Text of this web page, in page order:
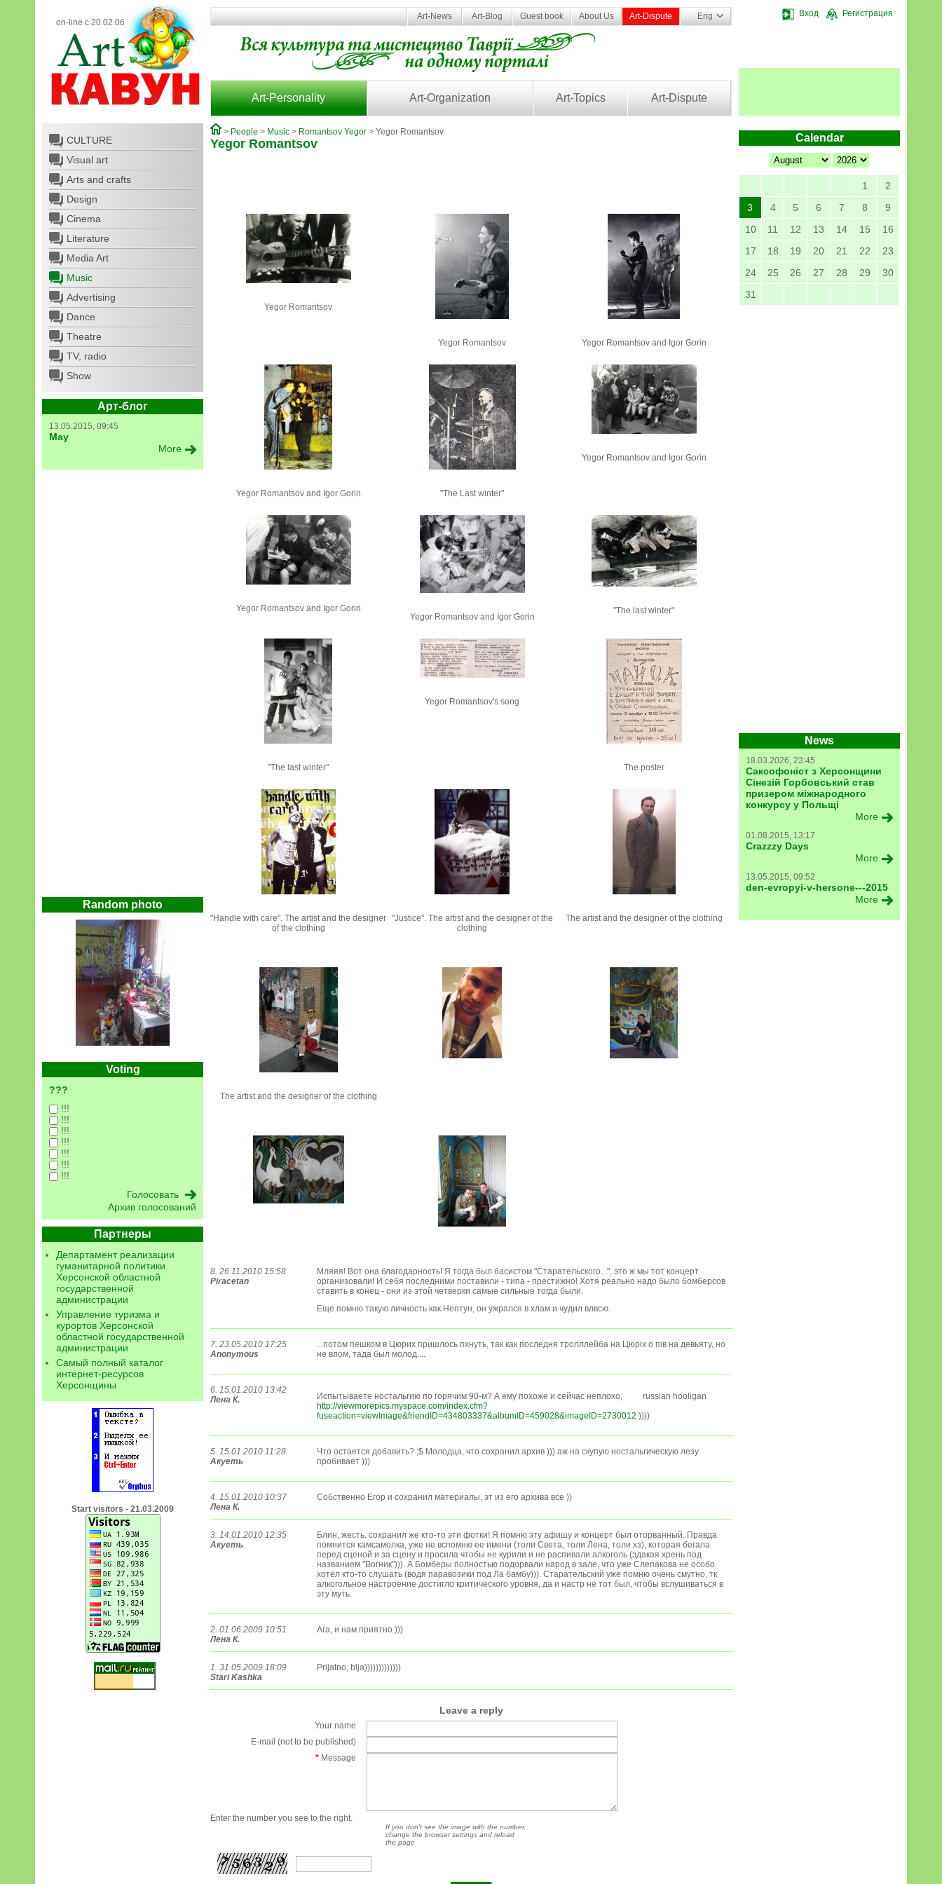
on-line с 20.02.06
Вход Регистрация
Art-News Art-Blog Guest book About Us Art-Dispute Eng
Art-Personality Art-Organization Art-Topics Art-Dispute
CULTURE
Visual art
Arts and crafts
Design
Cinema
Literature
Media Art
Music
Advertising
Dance
Theatre
TV, radio
Show
Арт-блог
13.05.2015, 09:45
May
More
Random photo
Voting
???
!!!
!!!
!!!
!!!
!!!
!!!
!!!
Архив голосований
Партнеры
Департамент реализации
гуманитарной политики
Херсонской областной
государственной
администрации
Управление туризма и
курортов Херсонской
областной государственной
администрации
Самый полный каталог
интернет-ресурсов
Херсонщины
Start visitors - 21.03.2009
Calendar
1
2
3
4 5 6 7 8
9
10
11 12 13 14 15
16
17
18 19 20 21 22
23
24
25 26 27 28 29
30
31
News
18.03.2026, 23:45
Саксофоніст з Херсонщини
Сінезій Горбовський став
призером міжнародного
конкурсу у Польщі
More
01.08.2015, 13:17
Crazzzy Days
More
13.05.2015, 09:52
den-evropyi-v-hersone---2015
More
> People > Music > Romantsov Yegor > Yegor Romantsov
Yegor Romantsov
Yegor Romantsov
Yegor Romantsov Yegor Romantsov and Igor Gorin
Yegor Romantsov and Igor Gorin "The Last winter"
Yegor Romantsov and Igor Gorin
Yegor Romantsov and Igor Gorin
Yegor Romantsov and Igor Gorin
"The last winter"
"The last winter"
Yegor Romantsov's song
The poster
"Handle with care". The artist and the designer
of the clothing
"Justice". The artist and the designer of the
clothing
The artist and the designer of the clothing
The artist and the designer of the clothing
8. 26.11.2010 15:58
Piracetan
Мляяя! Вот она благодарность! Я тогда был басистом "Старательского...", это ж мы тот концерт
организовали! И себя последними поставили - типа - престижно! Хотя реально надо было бомберсов
ставить в конец - они из этой четверки самые сильные тогда были.
Еще помню такую личность как Нептун, он ужрался в хлам и чудил влвсю.
7. 23.05.2010 17:25
Anonymous
...потом пешком в Цюрих пришлось пхнуть, так как последня тролллейба на Цюрiх о пiв на девьяту, но
не влом, тада был молод....
6. 15.01.2010 13:42
Лена К.
Испытываете ностальгию по горячим 90-м? А ему похоже и сейчас неплохо,
russian hooligan
http://viewmorepics.myspace.com/index.cfm?
fuseaction=viewImage&friendID=434803337&albumID=459028&imageID=2730012 ))))
5. 15.01.2010 11:28
Акуеть
Что остается добавить? ;$ Молодца, что сохранил архив ))) аж на скупую ностальгическую лезу
пробивает )))
4. 15.01.2010 10:37
Лена К.
Собственно Егор и сохранил материалы, эт из его архива все ))
3. 14.01.2010 12:35
Акуеть
Блин, жесть, сохранил же кто-то эти фотки! Я помню эту афишу и концерт был оторванный. Правда
помнится камсамолка, уже не вспомню ее имени (толи Света, толи Лена, толи хз), которая бегала
перед сценой и за сцену и просила чтобы не курили и не распивали алкоголь (эдакая хрень под
названием "Вогник"))). А Бомберы полностью подорвали народ в зале, что уже Слепакова не особо
хотел кто-то слушать (водя паравозики под Ла бамбу))). Старательский уже помню очень смутно, тк
алкогольное настроение достигло критического уровня, да и настр не тот был, чтобы вслушиваться в
эту муть.
2. 01.06.2009 10:51
Лена К.
Ага, и нам приятно )))
1. 31.05.2009 18:09
Stari Kashka
Prijatno, blja)))))))))))))
Leave a reply
Your name
E-mail (not to be published)
* Message
Enter the number you see to the right.
If you don't see the image with the number,
change the browser settings and reload
the page